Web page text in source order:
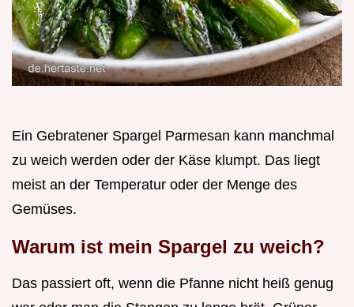
Ein Gebratener Spargel Parmesan kann manchmal
zu weich werden oder der Käse klumpt. Das liegt
meist an der Temperatur oder der Menge des
Gemüses.
Warum ist mein Spargel zu weich?
Das passiert oft, wenn die Pfanne nicht heiß genug